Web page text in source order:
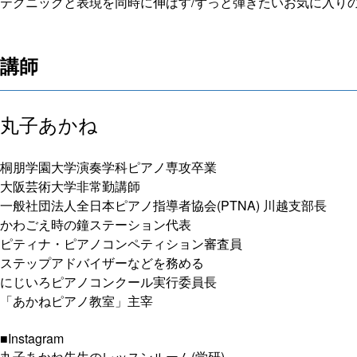
講師
丸子あかね
桐朋学園大学演奏学科ピアノ専攻卒業
大阪芸術大学非常勤講師
一般社団法人全日本ピアノ指導者協会(PTNA) 川越支部長
かわごえ時の鐘ステーション代表
ピティナ・ピアノコンペティション審査員
ステップアドバイザーなどを務める
にじいろピアノコンクール実行委員長
「あかねピアノ教室」主宰
■Instagram